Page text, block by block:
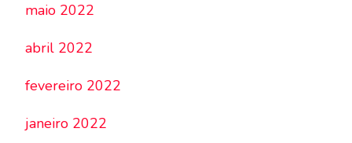
maio 2022
abril 2022
fevereiro 2022
janeiro 2022